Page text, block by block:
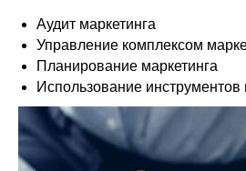
Аудит маркетинга
Управление комплексом
Планирование маркетинга
Использование